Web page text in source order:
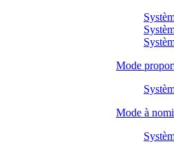
Mode
Mode à